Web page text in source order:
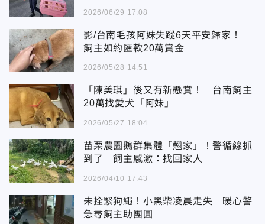
2026/06/29 17:08
影/台南毛孩阿妹失蹤6天平安歸家！
飼主如約匯款20萬賞金
2026/05/28 14:51
「陳美琪」後又有新懸賞！ 台南飼主
20萬找愛犬「阿妹」
2026/05/27 18:04
苗栗農園鵝群集體「翹家」！警循線抓
到了 飼主感激：找回家人
2026/04/10 17:43
未拴緊狗繩！小黑柴凌晨走失 暖心警
急尋飼主助團圓